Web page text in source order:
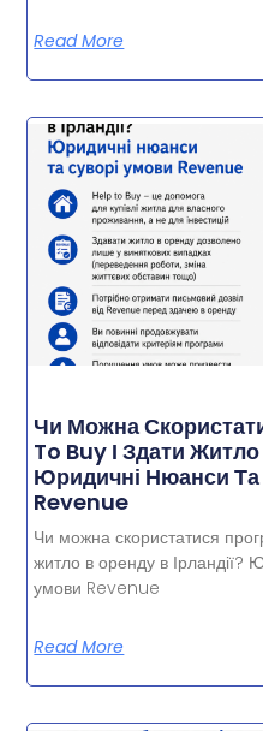
Read More
Чи Можна
To Buy І Здати
Юридичні Нюанси Та
Revenue
Чи можна скористатися
житло в оренду в Ірландії?
умови Revenue
Read More